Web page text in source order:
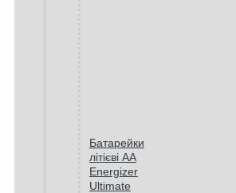
Батарейки
літієві AA
Energizer
Ultimate